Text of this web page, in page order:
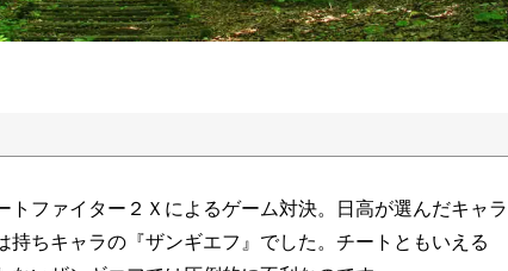
トファイター２Ｘによるゲーム対決。日高が選んだキャラ
持ちキャラの『ザンギエフ』でした。チートともいえる